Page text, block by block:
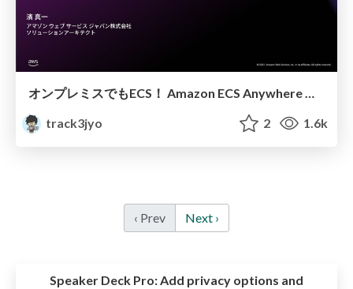
オンプレミスでもECS！ Amazon ECS Anywhere で ハイブリッドなコンテナワークロードを実現する / Amazon ECS Anywhere 101
track3jyo
2 1.6k
‹ Prev Next ›
Speaker Deck Pro:Add privacy options and